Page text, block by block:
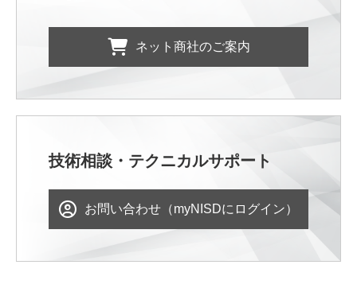
ネット商社のご案内
技術相談・テクニカルサポート
お問い合わせ（myNISDにログイン）